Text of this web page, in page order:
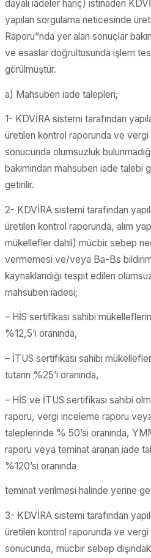
dayalı iadeler hariç) istinaden
yapılan sorgulama neticesinde
Raporu”nda yer alan sonuçlar
ve esaslar doğrultusunda işlem
görülmüştür.
a) Mahsuben iade talepleri;
1- KDVİRA sistemi tarafından
üretilen kontrol raporunda ve
sonucunda olumsuzluk
bakımından mahsuben iade
getirilir.
2- KDVİRA sistemi tarafından
üretilen kontrol raporunda, alım
mükellefler dahil) mücbir sebep
vermemesi ve/veya Ba-Bs
kaynaklandığı tespit edilen
mahsuben iadesi;
– HİS sertifikası sahibi
%12,5’i oranında,
– İTUS sertifikası sahibi
tutarın %25’i oranında,
– HİS ve İTUS sertifikası sahibi
raporu, vergi inceleme raporu
taleplerinde % 50’si oranında,
raporu veya teminat aranan iade
%120’si oranında
teminat verilmesi halinde yerine
3- KDVİRA sistemi tarafından
üretilen kontrol raporunda ve
sonucunda, mücbir sebep